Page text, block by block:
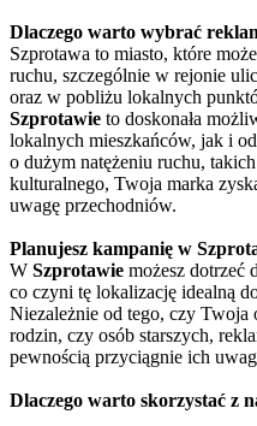
Dlaczego warto wybrać
Szprotawa to miasto, które
ruchu, szczególnie w rejonie
oraz w pobliżu lokalnych
Szprotawie to doskonała
lokalnych mieszkańców, jak i
o dużym natężeniu ruchu,
kulturalnego, Twoja marka
uwagę przechodniów.
Planujesz kampanię w
W Szprotawie możesz dotrzeć
co czyni tę lokalizację idealną
Niezależnie od tego, czy Twoja
rodzin, czy osób starszych,
pewnością przyciągnie ich
Dlaczego warto skorzystać z